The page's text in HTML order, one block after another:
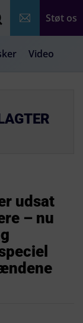
Støt os
Video
udsat
– nu